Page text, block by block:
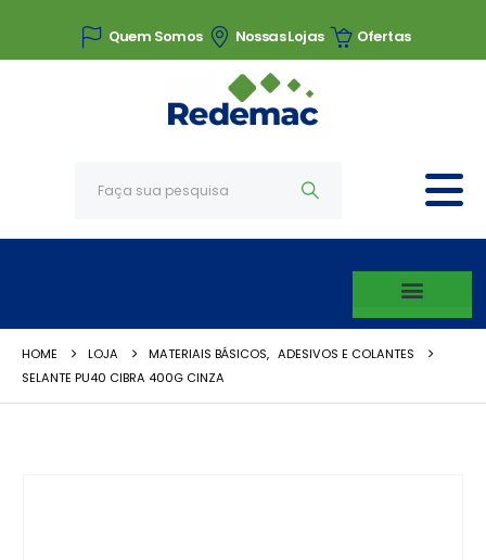
Quem Somos Nossas Lojas Ofertas
HOME LOJA MATERIAIS BÁSICOS, ADESIVOS E COLANTES
SELANTE PU40 CIBRA 400G CINZA